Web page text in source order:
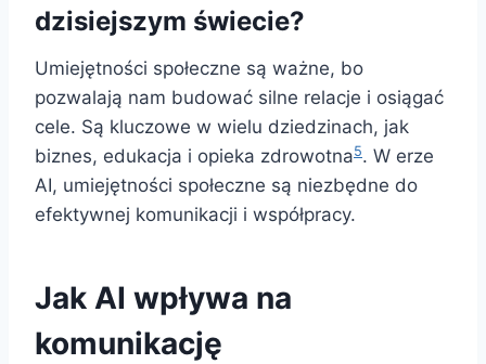
dzisiejszym świecie?
Umiejętności społeczne są ważne, bo
pozwalają nam budować silne relacje i osiągać
cele. Są kluczowe w wielu dziedzinach, jak
biznes, edukacja i opieka zdrowotna5. W erze
AI, umiejętności społeczne są niezbędne do
efektywnej komunikacji i współpracy.
Jak AI wpływa na
komunikację